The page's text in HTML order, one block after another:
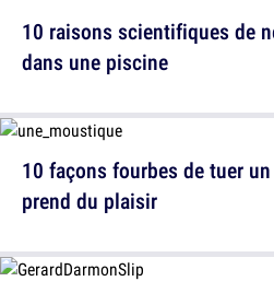
10 raisons scientifiques de
dans une piscine
10 façons fourbes de tuer
prend du plaisir